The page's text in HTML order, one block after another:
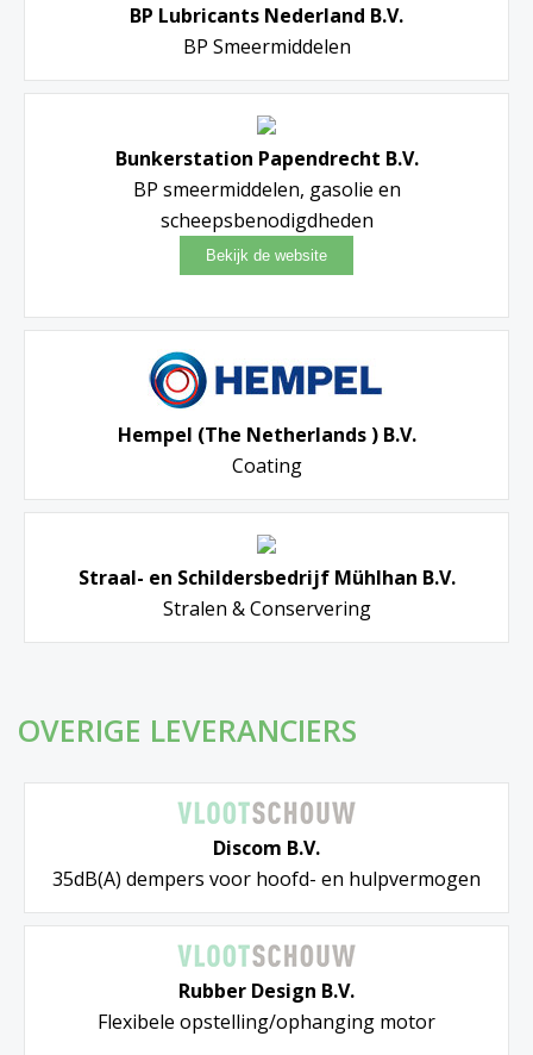
BP Lubricants Nederland B.V.
BP Smeermiddelen
Bunkerstation Papendrecht B.V.
BP smeermiddelen, gasolie en
scheepsbenodigdheden
Hempel (The Netherlands ) B.V.
Coating
Straal- en Schildersbedrijf Mühlhan B.V.
Stralen & Conservering
OVERIGE LEVERANCIERS
Discom B.V.
35dB(A) dempers voor hoofd- en hulpvermogen
Rubber Design B.V.
Flexibele opstelling/ophanging motor